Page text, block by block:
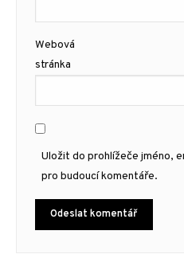
Webová
stránka
Uložit do prohlížeče jméno,
pro budoucí komentáře.